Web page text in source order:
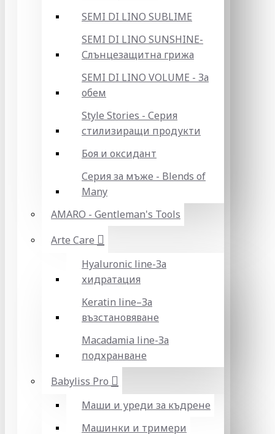
SEMI DI LINO SUBLIME
SEMI DI LINO SUNSHINE-
Слънцезащитна грижа
SEMI DI LINO VOLUME - За
обем
Style Stories - Серия
стилизиращи продукти
Боя и оксидант
Серия за мъже - Blends of
Many
AMARO - Gentleman's Tools
Arte Care
Hyaluronic line-За
хидратация
Keratin line–За
възстановяване
Macadamia line-За
подхранване
Babyliss Pro
Маши и уреди за къдрене
Машинки и тримери